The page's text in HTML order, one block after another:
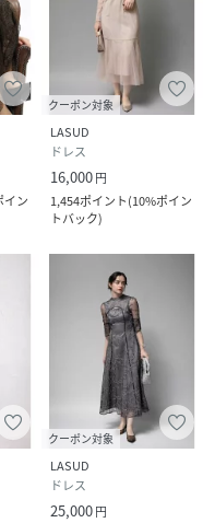
イン
クーポン対象
LASUD
ドレス
16,000円
1,454ポイント(10%ポイン
トバック)
クーポン対象
LASUD
ドレス
25,000円